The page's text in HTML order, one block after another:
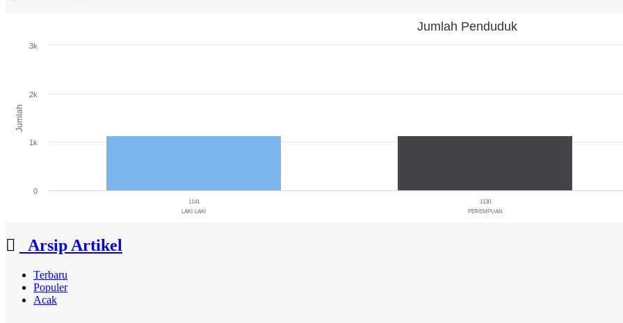
Jumlah
Jumlah Penduduk
1141
LAKI-LAKI
1130
PEREMPUAN
0
1k
2k
3k
Arsip Artikel
Terbaru
Populer
Acak